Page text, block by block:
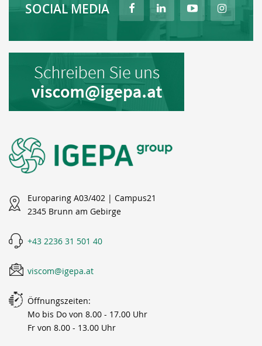
SOCIAL MEDIA
Europaring A03/402 | Campus21
2345 Brunn am Gebirge
+43 2236 31 501 40
viscom@igepa.at
Öffnungszeiten:
Mo bis Do von 8.00 - 17.00 Uhr
Fr von 8.00 - 13.00 Uhr